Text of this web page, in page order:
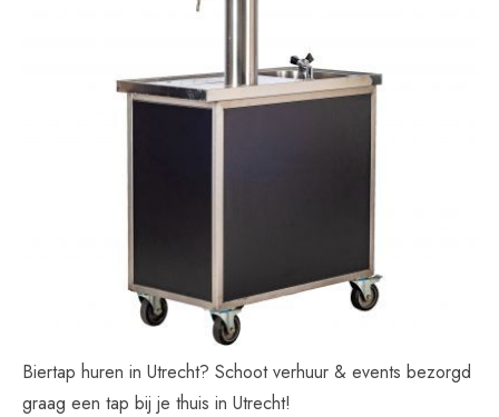
Biertap huren in Utrecht? Schoot verhuur & events bezorgd
graag een tap bij je thuis in Utrecht!